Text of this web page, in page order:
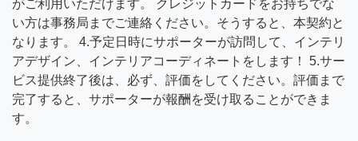
がご利用いただけます。 クレジットカードをお持ちでな
い方は事務局までご連絡ください。そうすると、本契約と
なります。 4.予定日時にサポーターが訪問して、インテリ
アデザイン、インテリアコーディネートをします！ 5.サー
ビス提供終了後は、必ず、評価をしてください。評価まで
完了すると、サポーターが報酬を受け取ることができま
す。